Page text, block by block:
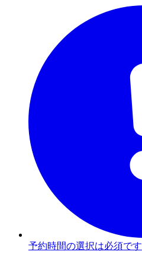
予約時間の選択は必須です